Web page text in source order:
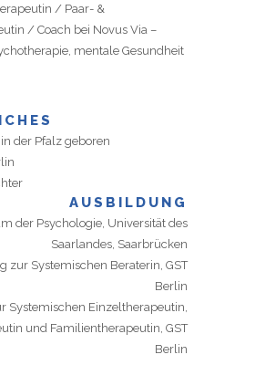
/ Paar- &
/ Coach bei Novus Via –
mentale Gesundheit
der Pfalz geboren
AUSBILDUNG
der Psychologie, Universität des
Saarlandes, Saarbrücken
zur Systemischen Beraterin, GST
Berlin
Systemischen Einzeltherapeutin,
und Familientherapeutin, GST
Berlin